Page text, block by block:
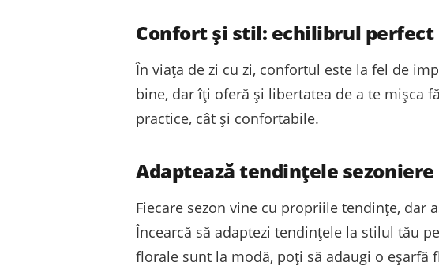
Confort și stil: echilibrul perfect
În viața de zi cu zi, confortul este la fel de
bine, dar îți oferă și libertatea de a te mișca
practice, cât și confortabile.
Adaptează tendințele sezoniere
Fiecare sezon vine cu propriile tendințe, dar
Încearcă să adaptezi tendințele la stilul tău
florale sunt la modă, poți să adaugi o eșarfă